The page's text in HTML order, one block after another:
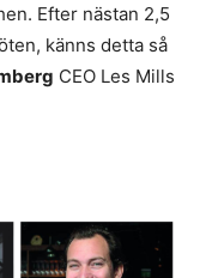
Efter nästan 2,5
känns detta så
CEO Les Mills